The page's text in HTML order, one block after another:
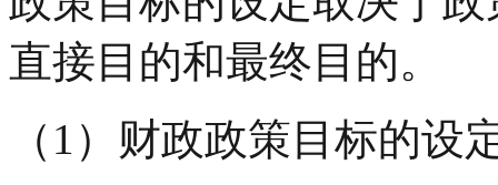
直接目的和最终目的。
（1）财政政策目标的设